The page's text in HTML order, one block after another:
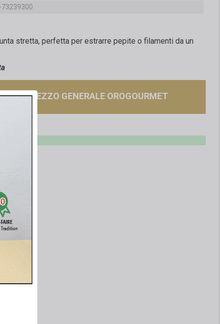
73239300
stretta, perfetta per estrarre pepite o filamenti da un
PREZZO GENERALE OROGOURMET